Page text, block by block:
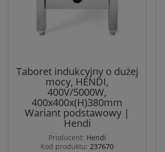
Taboret indukcyjny o dużej
mocy, HENDI,
400V/5000W,
400x400x(H)380mm
Wariant podstawowy |
Hendi
Producent: Hendi
Kod produktu: 237670